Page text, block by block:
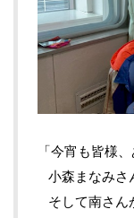
「今宵も皆様
小森まなみさ
そして南さん